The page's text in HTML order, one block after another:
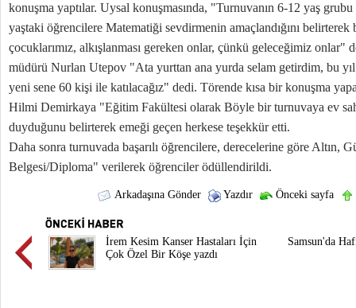
konuşma yaptılar. Uysal konuşmasında, "Turnuvanın 6-12 yaş
yaştaki öğrencilere Matematiği sevdirmenin amaçlandığını belirterek
çocuklarımız, alkışlanması gereken onlar, çünkü geleceğimiz
müdürü Nurlan Utepov "Ata yurttan ana yurda selam getirdim, bu
yeni sene 60 kişi ile katılacağız" dedi. Törende kısa bir konuşma
Hilmi Demirkaya "Eğitim Fakültesi olarak Böyle bir turnuvaya ev
duyduğunu belirterek emeği geçen herkese teşekkür etti.
Daha sonra turnuvada başarılı öğrencilere, derecelerine göre Altın,
Belgesi/Diploma" verilerek öğrenciler ödüllendirildi.
Arkadaşına Gönder Yazdır Önceki sayfa
İrem Kesim Kanser Hastaları İçin
Çok Özel Bir Köşe yazdı
Samsun'da